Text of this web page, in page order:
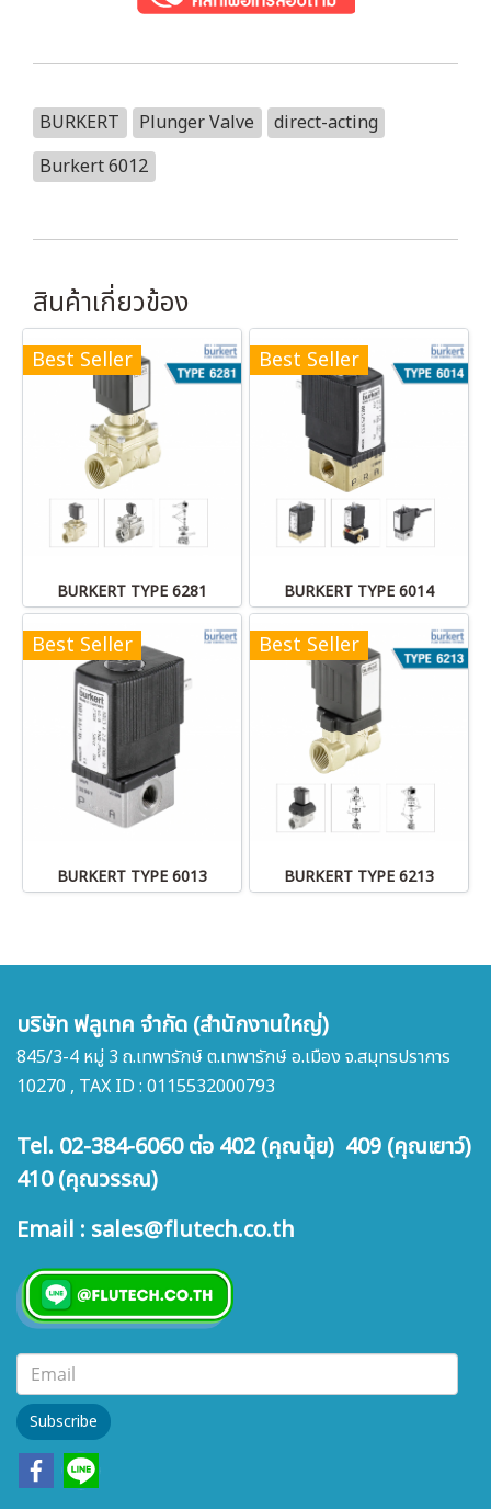
BURKERT Plunger Valve
direct-acting
Burkert 6012
สินค้าเกี่ยวข้อง
Best Seller
BURKERT TYPE 6281
Best Seller
BURKERT TYPE 6014
Best Seller
BURKERT TYPE 6013
Best Seller
BURKERT TYPE 6213
บริษัท ฟลูเทค จำกัด (สำนักงานใหญ่)
845/3-4 หมู่ 3 ถ.เทพารักษ์ ต.เทพารักษ์ อ.เมือง จ.สมุทรปราการ
10270 , TAX ID : 0115532000793
Tel. 02-384-6060 ต่อ 402 (คุณนุ้ย) 409 (คุณเยาว์)
410 (คุณวรรณ)
Email : sales@flutech.co.th
Subscribe